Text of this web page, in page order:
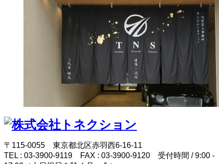
〒115-0055 東京都北区赤羽西6-16-11
TEL : 03-3900-9119 FAX : 03-3900-9120 受付時間 / 9:00 -